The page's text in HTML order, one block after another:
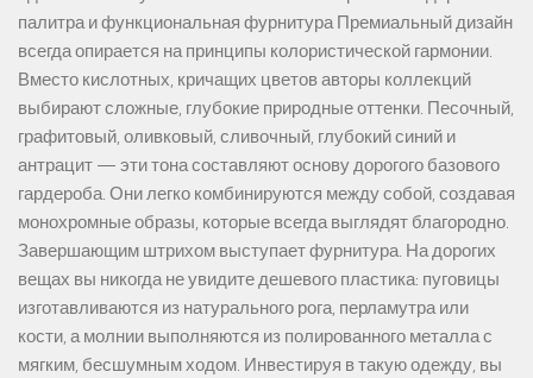
палитра и функциональная фурнитура Премиальный дизайн
всегда опирается на принципы колористической гармонии.
Вместо кислотных, кричащих цветов авторы коллекций
выбирают сложные, глубокие природные оттенки. Песочный,
графитовый, оливковый, сливочный, глубокий синий и
антрацит — эти тона составляют основу дорогого базового
гардероба. Они легко комбинируются между собой, создавая
монохромные образы, которые всегда выглядят благородно.
Завершающим штрихом выступает фурнитура. На дорогих
вещах вы никогда не увидите дешевого пластика: пуговицы
изготавливаются из натурального рога, перламутра или
кости, а молнии выполняются из полированного металла с
мягким, бесшумным ходом. Инвестируя в такую одежду, вы